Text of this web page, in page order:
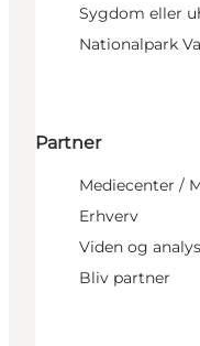
Sygdom eller
Nationalpark
Partner
Mediecenter /
Erhverv
Viden og
Bliv partner